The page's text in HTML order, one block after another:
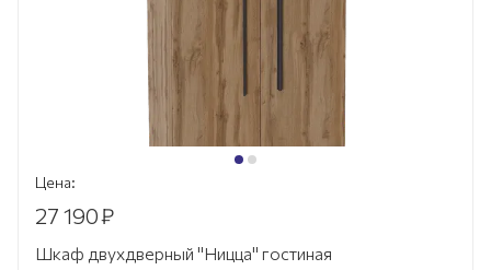
Цена:
27 190₽
Шкаф двухдверный "Ницца" гостиная